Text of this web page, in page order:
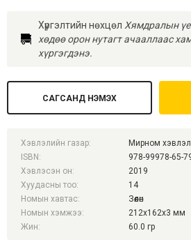
Хүргэлтийн нөхцөл Хямдралын
хөдөө орон нутагт ачааллаас
хүргэгдэнэ.
САГСАНД НЭМЭХ
Хэвлэлийн газар:
Мирном
ISBN:
978-99978-65-
Хэвлэсэн он:
2019
Хуудасны тоо:
14
Номын хавтас:
Зөөлөн
Номын хэмжээ:
212x162x3 мм
Жин:
60.0 гр